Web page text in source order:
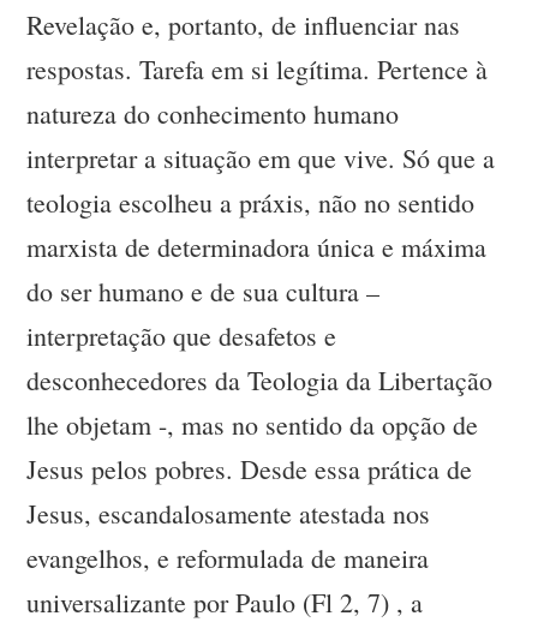
Revelação e, portanto, de influenciar nas
respostas. Tarefa em si legítima. Pertence à
natureza do conhecimento humano
interpretar a situação em que vive. Só que a
teologia escolheu a práxis, não no sentido
marxista de determinadora única e máxima
do ser humano e de sua cultura –
interpretação que desafetos e
desconhecedores da Teologia da Libertação
lhe objetam -, mas no sentido da opção de
Jesus pelos pobres. Desde essa prática de
Jesus, escandalosamente atestada nos
evangelhos, e reformulada de maneira
universalizante por Paulo (Fl 2, 7) , a